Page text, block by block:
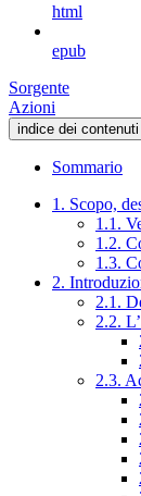
html
epub
Sorgente
Azioni
indice dei contenuti
Sommario
1. Scopo,
1.1.
1.2.
1.3.
2.
2.1.
2.2.
2.3.